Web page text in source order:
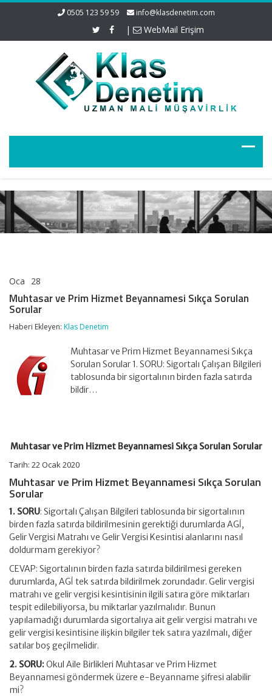
0505 123 59 59 info@klasdenetim.com
| WebMail Erişim
Oca 28
Prim
Beyannamesi
Sıkça
Sorular
Muhtasar ve Prim Hizmet Beyannamesi Sıkça Sorulan
Sorular
Haberi Ekleyen: Klas Denetim
Muhtasar ve Prim Hizmet Beyannamesi Sıkça
Sorulan Sorular 1. SORU: Sigortalı Çalışan Bilgileri
tablosunda bir sigortalının birden fazla satırda
bildir…
Muhtasar ve Prim Hizmet Beyannamesi Sıkça Sorulan Sorular
Tarih: 22 Ocak 2020
Muhtasar ve Prim Hizmet Beyannamesi Sıkça Sorulan
Sorular
1. SORU: Sigortalı Çalışan Bilgileri tablosunda bir sigortalının
birden fazla satırda bildirilmesinin gerektiği durumlarda AGİ,
Gelir Vergisi Matrahı ve Gelir Vergisi Kesintisi alanlarını nasıl
doldurmam gerekiyor?
CEVAP: Sigortalının birden fazla satırda bildirilmesi gereken
durumlarda, AGİ tek satırda bildirilmek zorundadır. Gelir vergisi
matrahı ve gelir vergisi kesintisinin ilgili satıra göre miktarları
tespit edilebiliyorsa, bu miktarlar yazılmalıdır. Bunun
yapılamadığı durumlarda sigortalıya ait gelir vergisi matrahı ve
gelir vergisi kesintisine ilişkin bilgiler tek satıra yazılmalı, diğer
satılar boş geçilmelidir.
2. SORU:Okul Aile Birlikleri Muhtasar ve Prim Hizmet
Beyannamesi göndermek üzere e-Beyanname şifresi alabilir
mi?